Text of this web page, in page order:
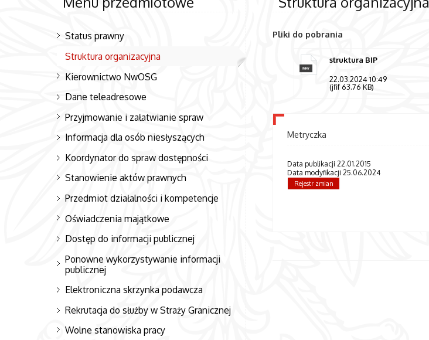
Status prawny
Struktura organizacyjna
Kierownictwo NwOSG
Dane teleadresowe
Przyjmowanie i załatwianie spraw
Informacja dla osób niesłyszących
Koordynator do spraw dostępności
Stanowienie aktów prawnych
Przedmiot działalności i kompetencje
Oświadczenia majątkowe
Dostęp do informacji publicznej
Ponowne wykorzystywanie informacji
publicznej
Elektroniczna skrzynka podawcza
Rekrutacja do służby w Straży Granicznej
Wolne stanowiska pracy
Pliki do pobrania
struktura BIP
22.03.2024 10:49
(jfif 63.76 KB)
Metryczka
Data publikacji 22.01.2015
Data modyfikacji 25.06.2024
Rejestr zmian